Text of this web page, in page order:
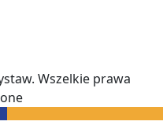
Wszelkie prawa